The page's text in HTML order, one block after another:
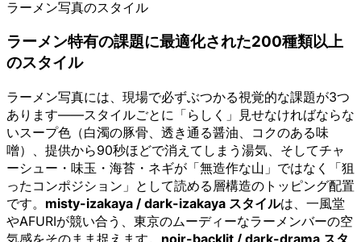
ラーメン写真のスタイル
ラーメン特有の課題に最適化された200種類以上
のスタイル
ラーメン写真には、現場で必ずぶつかる視覚的な課題が3つ
あります——スタイルごとに「らしく」見せなければならな
いスープ色（白濁の豚骨、透き通る醤油、コクのある味
噌）、提供から90秒ほどで消えてしまう湯気、そしてチャ
ーシュー・味玉・海苔・ネギが「無造作な山」ではなく「狙
ったコンポジション」として読める層構造のトッピング配置
です。 misty-izakaya / dark-izakaya スタイルは、一風堂
やAFURIが競い合う、東京のムーディーなラーメンバーの空